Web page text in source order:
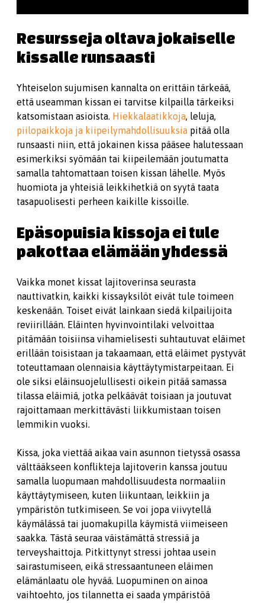
Resursseja oltava jokaiselle
kissalle runsaasti
Yhteiselon sujumisen kannalta on erittäin tärkeää,
että useamman kissan ei tarvitse kilpailla tärkeiksi
katsomistaan asioista. Hiekkalaatikkoja, leluja,
piilopaikkoja ja kiipeilymahdollisuuksia pitää olla
runsaasti niin, että jokainen kissa pääsee halutessaan
esimerkiksi syömään tai kiipeilemään joutumatta
samalla tahtomattaan toisen kissan lähelle. Myös
huomiota ja yhteisiä leikkihetkiä on syytä taata
tasapuolisesti perheen kaikille kissoille.
Epäsopuisia kissoja ei tule
pakottaa elämään yhdessä
Vaikka monet kissat lajitoverinsa seurasta
nauttivatkin, kaikki kissayksilöt eivät tule toimeen
keskenään. Toiset eivät lainkaan siedä kilpailijoita
reviirillään. Eläinten hyvinvointilaki velvoittaa
pitämään toisiinsa vihamielisesti suhtautuvat eläimet
erillään toisistaan ja takaamaan, että eläimet pystyvät
toteuttamaan olennaisia käyttäytymistarpeitaan. Ei
ole siksi eläinsuojelullisesti oikein pitää samassa
tilassa eläimiä, jotka pelkäävät toisiaan ja joutuvat
rajoittamaan merkittävästi liikkumistaan toisen
lemmikin vuoksi.
Kissa, joka viettää aikaa vain asunnon tietyssä osassa
välttääkseen konflikteja lajitoverin kanssa joutuu
samalla luopumaan mahdollisuudesta normaaliin
käyttäytymiseen, kuten liikuntaan, leikkiin ja
ympäristön tutkimiseen. Se voi jopa viivytellä
käymälässä tai juomakupilla käymistä viimeiseen
saakka. Tästä seuraa väistämättä stressiä ja
terveyshaittoja. Pitkittynyt stressi johtaa usein
sairastumiseen, eikä stressaantuneen eläimen
elämänlaatu ole hyvää. Luopuminen on ainoa
vaihtoehto, jos tilannetta ei saada ympäristöä